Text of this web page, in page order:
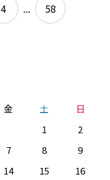
4 ... 58
金 土
日
1
2
7 8
9
14 15
16